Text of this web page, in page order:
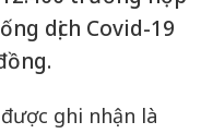
dịch Covid-19
ghi nhận là